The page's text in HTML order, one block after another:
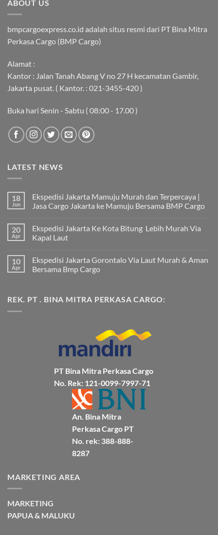
ABOUT US
bmpcargoexpress.co.id adalah situs resmi dari PT Bina Mitra
Perkasa Cargo (BMP Cargo)
Alamat :
Kantor : Jalan Tanah Abang V no 27 H kecamatan Gambir,
Jakarta pusat. ( Kantor. : 021-3455-420 )
Buka hari Senin - Sabtu ( 08:00 - 17.00 )
LATEST NEWS
18
Jun
Ekspedisi Jakarta Mamuju Murah dan Terpercaya |
Jasa Cargo Jakarta ke Mamuju Bersama BMP Cargo
komentar
pada
Ekspedisi
Murah
dan
Terpercaya
Jakarta
ke
20
Apr
Ekspedisi Jakarta Ke Kota Bitung Lebih Murah Via
Kapal Laut
komentar
pada
Ekspedisi
Bitung
Lebih
10
Apr
Ekspedisi Jakarta Gorontalo Via Laut Murah & Aman
Bersama Bmp Cargo
pada
Ekspedisi
REK. PT . BINA MITRA PERKASA CARGO:
PT Bina Mitra Perkasa Cargo
No. Rek: 121-0099-7997-71
An. Bina Mitra
Perkasa Cargo PT
No. rek: 388-888-
8287
MARKETING AREA
MARKETING
PAPUA & MALUKU